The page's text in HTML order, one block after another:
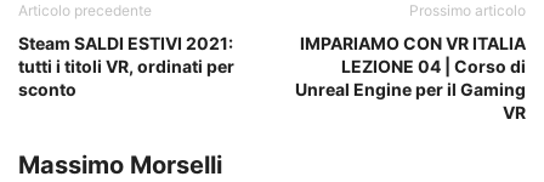
Articolo precedente
Steam SALDI ESTIVI 2021:
tutti i titoli VR, ordinati per
sconto
Prossimo articolo
IMPARIAMO CON VR ITALIA
LEZIONE 04 | Corso di
Unreal Engine per il Gaming
VR
Massimo Morselli